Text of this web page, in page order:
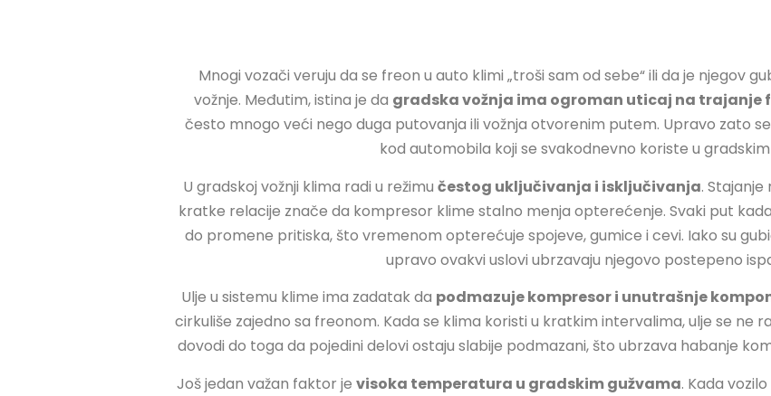
Mnogi vozači veruju da se freon u auto klimi „troši sam od sebe“ ili da je njegov
vožnje. Međutim, istina je da gradska vožnja ima ogroman uticaj na trajanje
često mnogo veći nego duga putovanja ili vožnja otvorenim putem. Upravo zato
kod automobila koji se svakodnevno koriste u
U gradskoj vožnji klima radi u režimu čestog uključivanja i isključivanja.
kratke relacije znače da kompresor klime stalno menja opterećenje. Svaki put
do promene pritiska, što vremenom opterećuje spojeve, gumice i cevi. Iako su
upravo ovakvi uslovi ubrzavaju njegovo postepeno
Ulje u sistemu klime ima zadatak da podmazuje kompresor i unutrašnje
cirkuliše zajedno sa freonom. Kada se klima koristi u kratkim intervalima, ulje se ne
dovodi do toga da pojedini delovi ostaju slabije podmazani, što ubrzava habanje
Još jedan važan faktor je visoka temperatura u gradskim gužvama. Kada